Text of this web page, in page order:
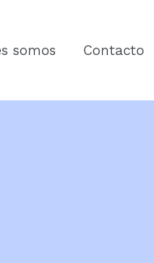
somos Contacto